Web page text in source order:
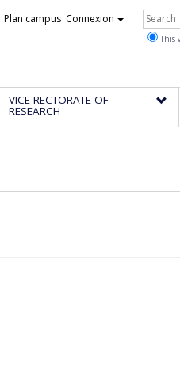
Plan campus Connexion
This
VICE-RECTORATE OF
RESEARCH